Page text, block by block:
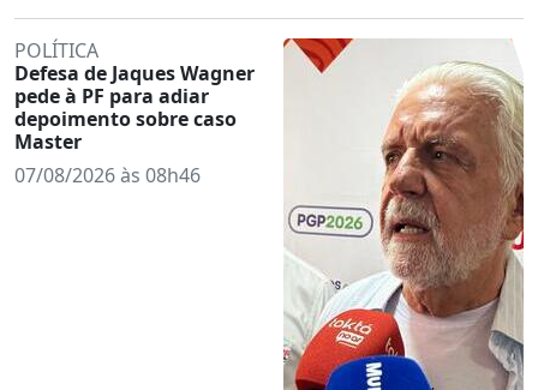
POLÍTICA
Defesa de Jaques Wagner
pede à PF para adiar
depoimento sobre caso
Master
07/08/2026 às 08h46